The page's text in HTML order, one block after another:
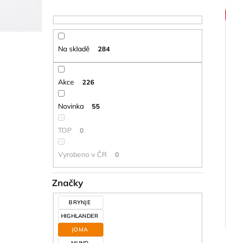
Na skladě 284
Akce 226
Novinka 55
TOP 0
Vyrobeno v ČR 0
Značky
BRYNJE
HIGHLANDER
JOMA